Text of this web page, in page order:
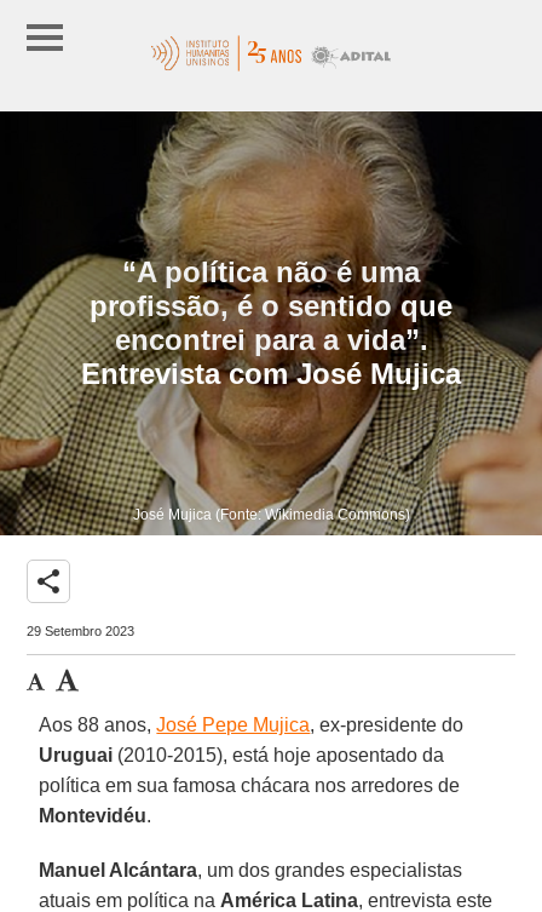
“A política não é uma
profissão, é o sentido que
encontrei para a vida”.
Entrevista com José Mujica
José Mujica (Fonte: Wikimedia Commons)
share
29 Setembro 2023
Aos 88 anos,José Pepe Mujica, ex-presidente do
Uruguai (2010-2015), está hoje aposentado da
política em sua famosa chácara nos arredores de
Montevidéu.
Manuel Alcántara, um dos grandes especialistas
atuais em política na América Latina, entrevista este